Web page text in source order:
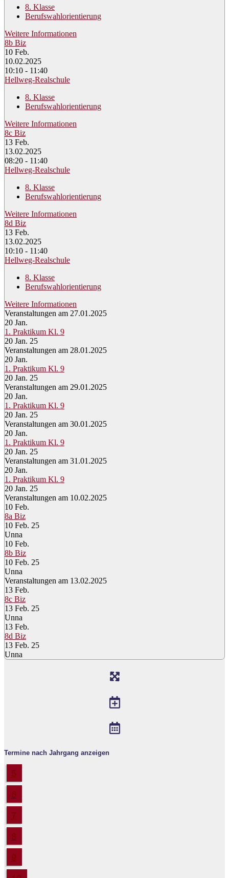
8. Klasse
Berufswahlorientierung
Weitere Informationen
8b Biz
10 Feb.
10.02.2025
10:10 - 11:40
Hellweg-Realschule
8. Klasse
Berufswahlorientierung
Weitere Informationen
8c Biz
13 Feb.
13.02.2025
08:20 - 11:40
Hellweg-Realschule
8. Klasse
Berufswahlorientierung
Weitere Informationen
8d Biz
13 Feb.
13.02.2025
10:10 - 11:40
Hellweg-Realschule
8. Klasse
Berufswahlorientierung
Weitere Informationen
Veranstaltungen am 27.01.2025
20 Jan.
1. Praktikum Kl. 9
20 Jan. 25
Veranstaltungen am 28.01.2025
20 Jan.
1. Praktikum Kl. 9
20 Jan. 25
Veranstaltungen am 29.01.2025
20 Jan.
1. Praktikum Kl. 9
20 Jan. 25
Veranstaltungen am 30.01.2025
20 Jan.
1. Praktikum Kl. 9
20 Jan. 25
Veranstaltungen am 31.01.2025
20 Jan.
1. Praktikum Kl. 9
20 Jan. 25
Veranstaltungen am 10.02.2025
10 Feb.
8a Biz
10 Feb. 25
Unna
10 Feb.
8b Biz
10 Feb. 25
Unna
Veranstaltungen am 13.02.2025
13 Feb.
8c Biz
13 Feb. 25
Unna
13 Feb.
8d Biz
13 Feb. 25
Unna
Termine nach Jahrgang anzeigen
5
6
7
8
9